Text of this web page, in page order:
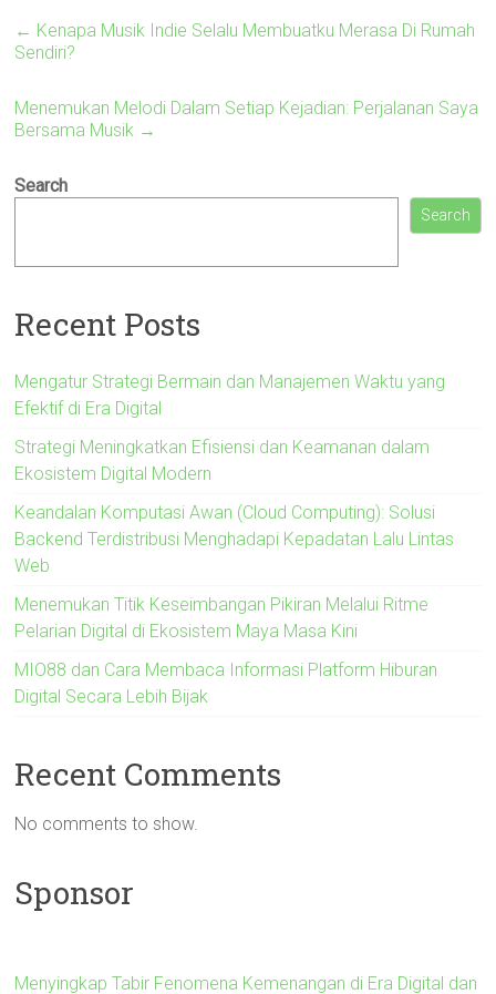
← Kenapa Musik Indie Selalu Membuatku Merasa Di Rumah
Sendiri?
Menemukan Melodi Dalam Setiap Kejadian: Perjalanan Saya
Bersama Musik →
Search
Search
Recent Posts
Mengatur Strategi Bermain dan Manajemen Waktu yang
Efektif di Era Digital
Strategi Meningkatkan Efisiensi dan Keamanan dalam
Ekosistem Digital Modern
Keandalan Komputasi Awan (Cloud Computing): Solusi
Backend Terdistribusi Menghadapi Kepadatan Lalu Lintas
Web
Menemukan Titik Keseimbangan Pikiran Melalui Ritme
Pelarian Digital di Ekosistem Maya Masa Kini
MIO88 dan Cara Membaca Informasi Platform Hiburan
Digital Secara Lebih Bijak
Recent Comments
No comments to show.
Sponsor
Menyingkap Tabir Fenomena Kemenangan di Era Digital dan